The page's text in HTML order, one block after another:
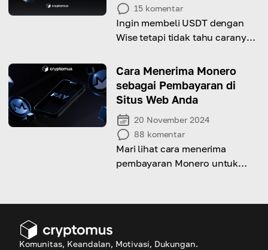
15 komentar
Ingin membeli USDT dengan
Wise tetapi tidak tahu caranya?
mengetahuinya!
Cara Menerima Monero
sebagai Pembayaran di
Situs Web Anda
20 November 2024
88 komentar
Mari lihat cara menerima
pembayaran Monero untuk
Komunitas, Keandalan, Motivasi, Dukungan.